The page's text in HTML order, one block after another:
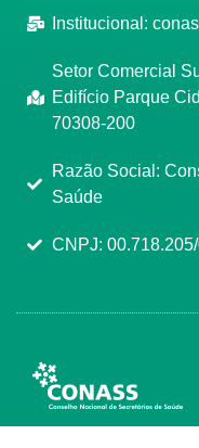
Institucional:
Setor Comercial
Edifício Parque
70308-200
Razão Social:
Saúde
CNPJ: